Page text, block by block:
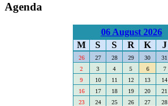
Agenda
06 August 2026
M
S S R K J
26 27 28 29 30 31
2
3 4 5 6 7
9
10 11 12 13 14
16
17 18 19 20 21
23
24 25 26 27 28